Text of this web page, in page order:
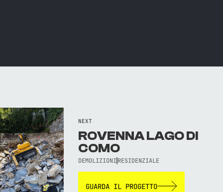
NEXT
ROVENNA LAGO DI
COMO
DEMOLIZIONI RESIDENZIALE
GUARDA IL PROGETTO